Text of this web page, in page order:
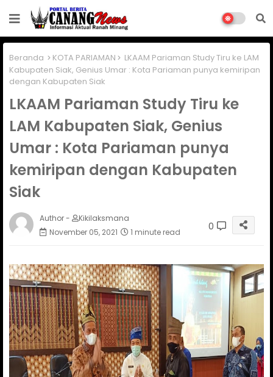
Beranda KOTA PARIAMAN
LKAAM Pariaman Study Tiru ke LAM
Kabupaten Siak, Genius Umar : Kota Pariaman punya kemiripan
dengan Kabupaten Siak
LKAAM Pariaman Study Tiru ke
LAM Kabupaten Siak, Genius
Umar : Kota Pariaman punya
kemiripan dengan Kabupaten
Siak
Author -
Kikilaksmana
November 05, 2021
1 minute read 0